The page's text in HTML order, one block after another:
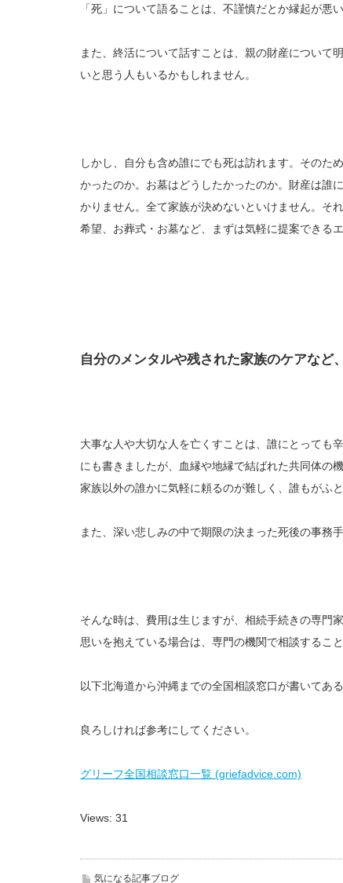
「死」について語ることは、不謹慎だとか縁起が悪
また、終活について話すことは、親の財産について
いと思う人もいるかもしれません。
しかし、自分も含め誰にでも死は訪れます。そのた
かったのか。お墓はどうしたかったのか。財産は誰
かりません。全て家族が決めないといけません。そ
希望、お葬式・お墓など、まずは気軽に提案できる
自分のメンタルや残された家族のケアなど
大事な人や大切な人を亡くすことは、誰にとっても
にも書きましたが、血縁や地縁で結ばれた共同体の
家族以外の誰かに気軽に頼るのが難しく、誰もがふ
また、深い悲しみの中で期限の決まった死後の事務
そんな時は、費用は生じますが、相続手続きの専門
思いを抱えている場合は、専門の機関で相談すること
以下北海道から沖縄までの全国相談窓口が書いてあ
良ろしければ参考にしてください。
グリーフ全国相談窓口一覧 (griefadvice.com)
Views: 31
気になる記事ブログ